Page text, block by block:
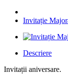
Invitație
Descriere
Invitații aniversare.